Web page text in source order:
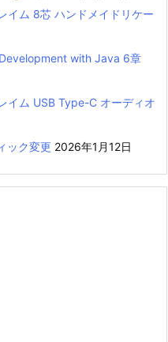
イム 8芯 ハンドメイドリケー
with Java 6章
イム USB Type-C オーディオ
ック変更 2026年1月12日